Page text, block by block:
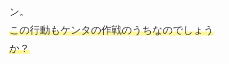
ン。
この行動もケンタの作戦のうちなのでしょう
か？